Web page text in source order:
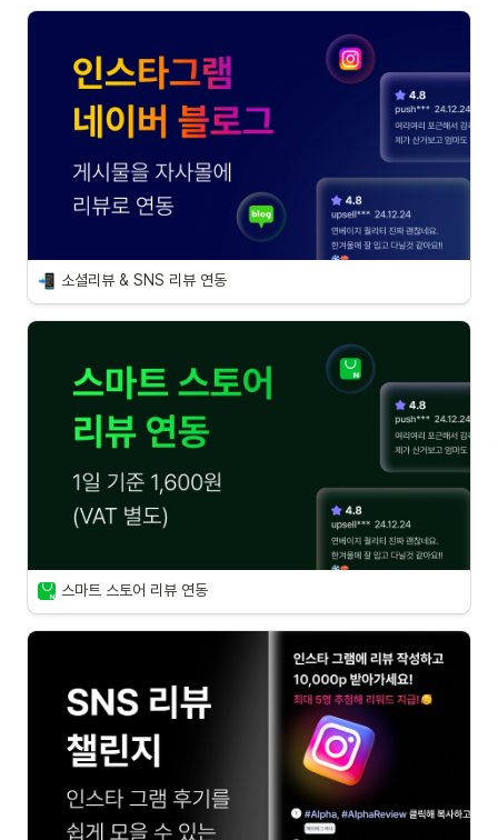
소셜리뷰 & SNS 리뷰 연동
스마트 스토어 리뷰 연동